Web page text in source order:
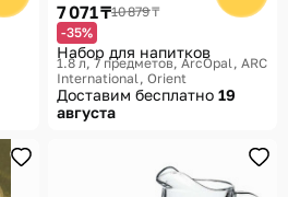
7 071 ₸10 879 ₸
-35%
Набор для напитков
1.8 л, 7 предметов ArcOpal, ARC
International, Orient
Доставим бесплатно 19
августа